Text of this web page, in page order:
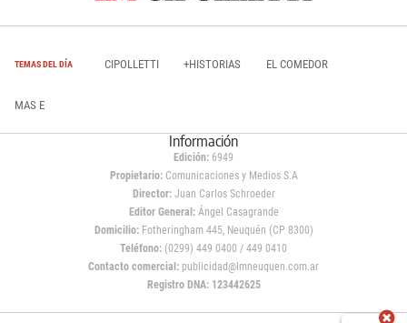
TEMAS DEL DÍA CIPOLLETTI +HISTORIAS EL COMEDOR
MAS E
Información
Edición: 6949
Propietario:Comunicaciones y Medios S.A
Director: Juan Carlos Schroeder
Editor General:Ángel Casagrande
Domicilio:Fotheringham 445, Neuquén (CP 8300)
Teléfono: (0299) 449 0400 / 449 0410
Contacto comercial: publicidad@lmneuquen.com.ar
Registro DNA: 123442625